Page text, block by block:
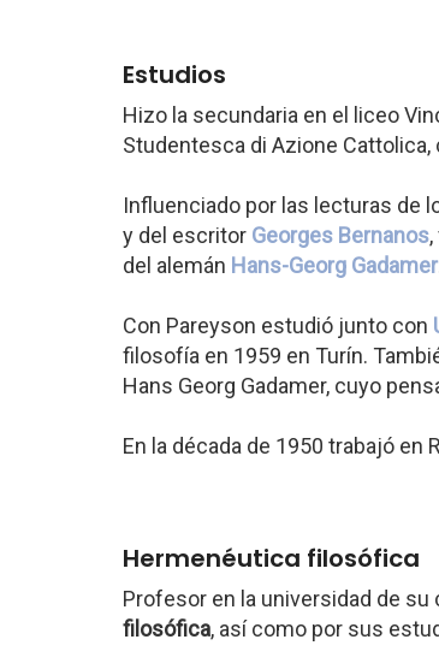
Estudios
Hizo la secundaria en el liceo
Studentesca di Azione
Influenciado por las lecturas de
y del escritor Georges Bernanos
del alemán Hans-Georg Gadamer
Con Pareyson estudió junto con
filosofía en 1959 en Turín.
Hans Georg Gadamer, cuyo
En la década de 1950 trabajó en
Hermenéutica filosófica
Profesor en la universidad de su
filosófica, así como por sus